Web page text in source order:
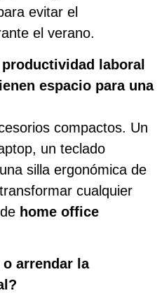
evitar el
el verano.
laboral
espacio para una
compactos. Un
un teclado
silla ergonómica de
cualquier
home office
arrendar la